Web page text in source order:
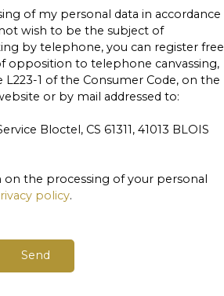
of my personal data in accordance
wish to be the subject of
by telephone, you can register free
opposition to telephone canvassing,
1 of the Consumer Code, on the
or by mail addressed to:
Bloctel, CS 61311, 41013 BLOIS
the processing of your personal
policy.
Send